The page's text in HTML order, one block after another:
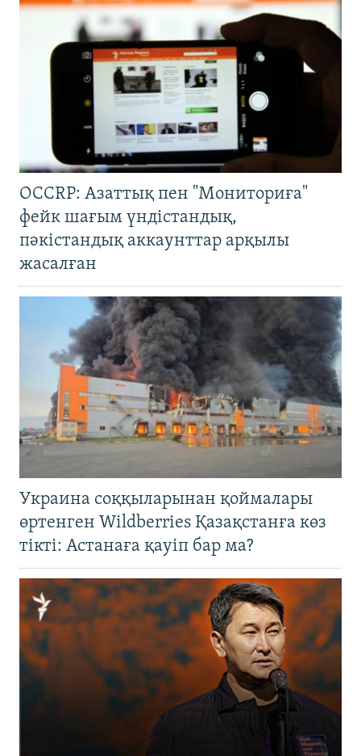
OCCRP: Азаттық пен "Мониториға"
фейк шағым үндістандық,
пәкістандық аккаунттар арқылы
жасалған
Украина соққыларынан қоймалары
өртенген Wildberries Қазақстанға көз
тікті: Астанаға қауіп бар ма?